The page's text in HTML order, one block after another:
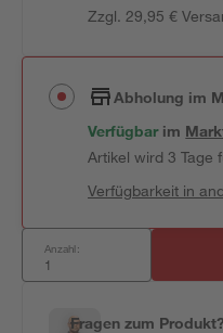
Zzgl. 29,95 €
Abholung im
Verfügbar im
Artikel wird 3 Tage
Verfügbarkeit in
Anzahl:
Fragen zum Produkt?